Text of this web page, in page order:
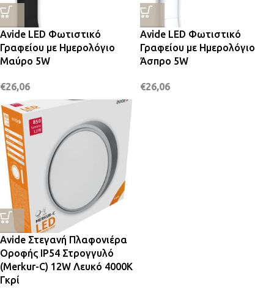
Avide LED Φωτιστικό
Γραφείου με Ημερολόγιο
Μαύρο 5W
€26,06
Avide LED Φωτιστικό
Γραφείου με Ημερολόγιο
Άσπρο 5W
€26,06
Avide Στεγανή Πλαφονιέρα
Οροφής IP54 Στρογγυλό
(Merkur-C) 12W Λευκό 4000K
Γκρί